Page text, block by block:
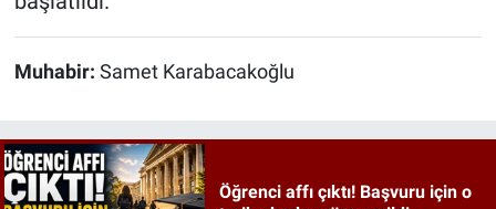
Muhabir: Samet Karabacakoğlu
Öğrenci affı çıktı! Başvuru için o